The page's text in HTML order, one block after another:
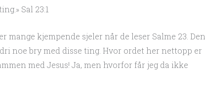
Sal 23:1
mange kjempende sjeler når de leser Salme 23. Den
noe bry med disse ting. Hvor ordet her nettopp er
med Jesus! Ja, men hvorfor får jeg da ikke